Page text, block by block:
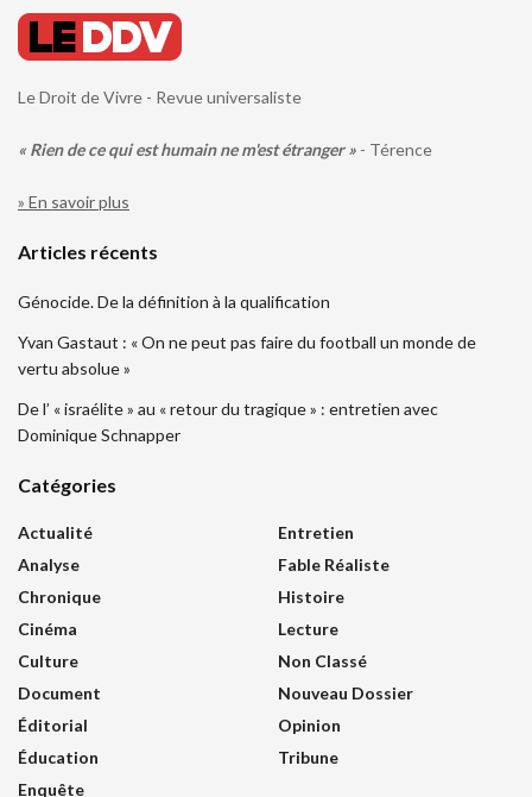
Le Droit de Vivre - Revue universaliste
« Rien de ce qui est humain ne m'est étranger » - Térence
» En savoir plus
Articles récents
Génocide. De la définition à la qualification
Yvan Gastaut : « On ne peut pas faire du football un monde de
vertu absolue »
De l’ « israélite » au « retour du tragique » : entretien avec
Dominique Schnapper
Catégories
Actualité
Analyse
Chronique
Cinéma
Culture
Document
Éditorial
Éducation
Enquête
Entretien
Fable Réaliste
Histoire
Lecture
Non Classé
Nouveau Dossier
Opinion
Tribune